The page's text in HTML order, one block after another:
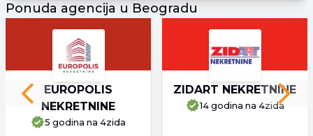
Ponuda agencija u Beogradu
EUROPOLIS
NEKRETNINE
5 godina na 4zida
ZIDART NEKRETNINE
14 godina na 4zida
Previous slide Next